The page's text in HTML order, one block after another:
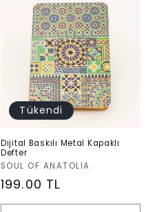
Tükendi
Dijital Baskılı Metal Kapaklı
Defter
Satıcı:
SOUL OF ANATOLIA
Normal
fiyat
199.00 TL